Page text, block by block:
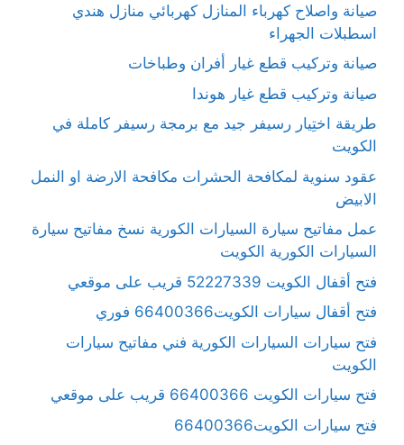
صيانة واصلاح كهرباء المنازل كهربائي منازل هندي
اسطبلات الجهراء
صيانة وتركيب قطع غيار أفران وطباخات
صيانة وتركيب قطع غيار هوندا
طريقة اختِيار رسيفر جيد مع برمجة رسيفر كاملة في
الكويت
عقود سنوية لمكافحة الحشرات مكافحة الارضة او النمل
الابيض
عمل مفاتيح سيارة السيارات الكورية نسخ مفاتيح سيارة
السيارات الكورية الكويت
فتح أقفال الكويت 52227339 قريب على موقعي
فتح أقفال سيارات الكويت66400366 فوري
فتح سيارات السيارات الكورية فني مفاتيح سيارات
الكويت
فتح سيارات الكويت 66400366 قريب على موقعي
فتح سيارات الكويت66400366